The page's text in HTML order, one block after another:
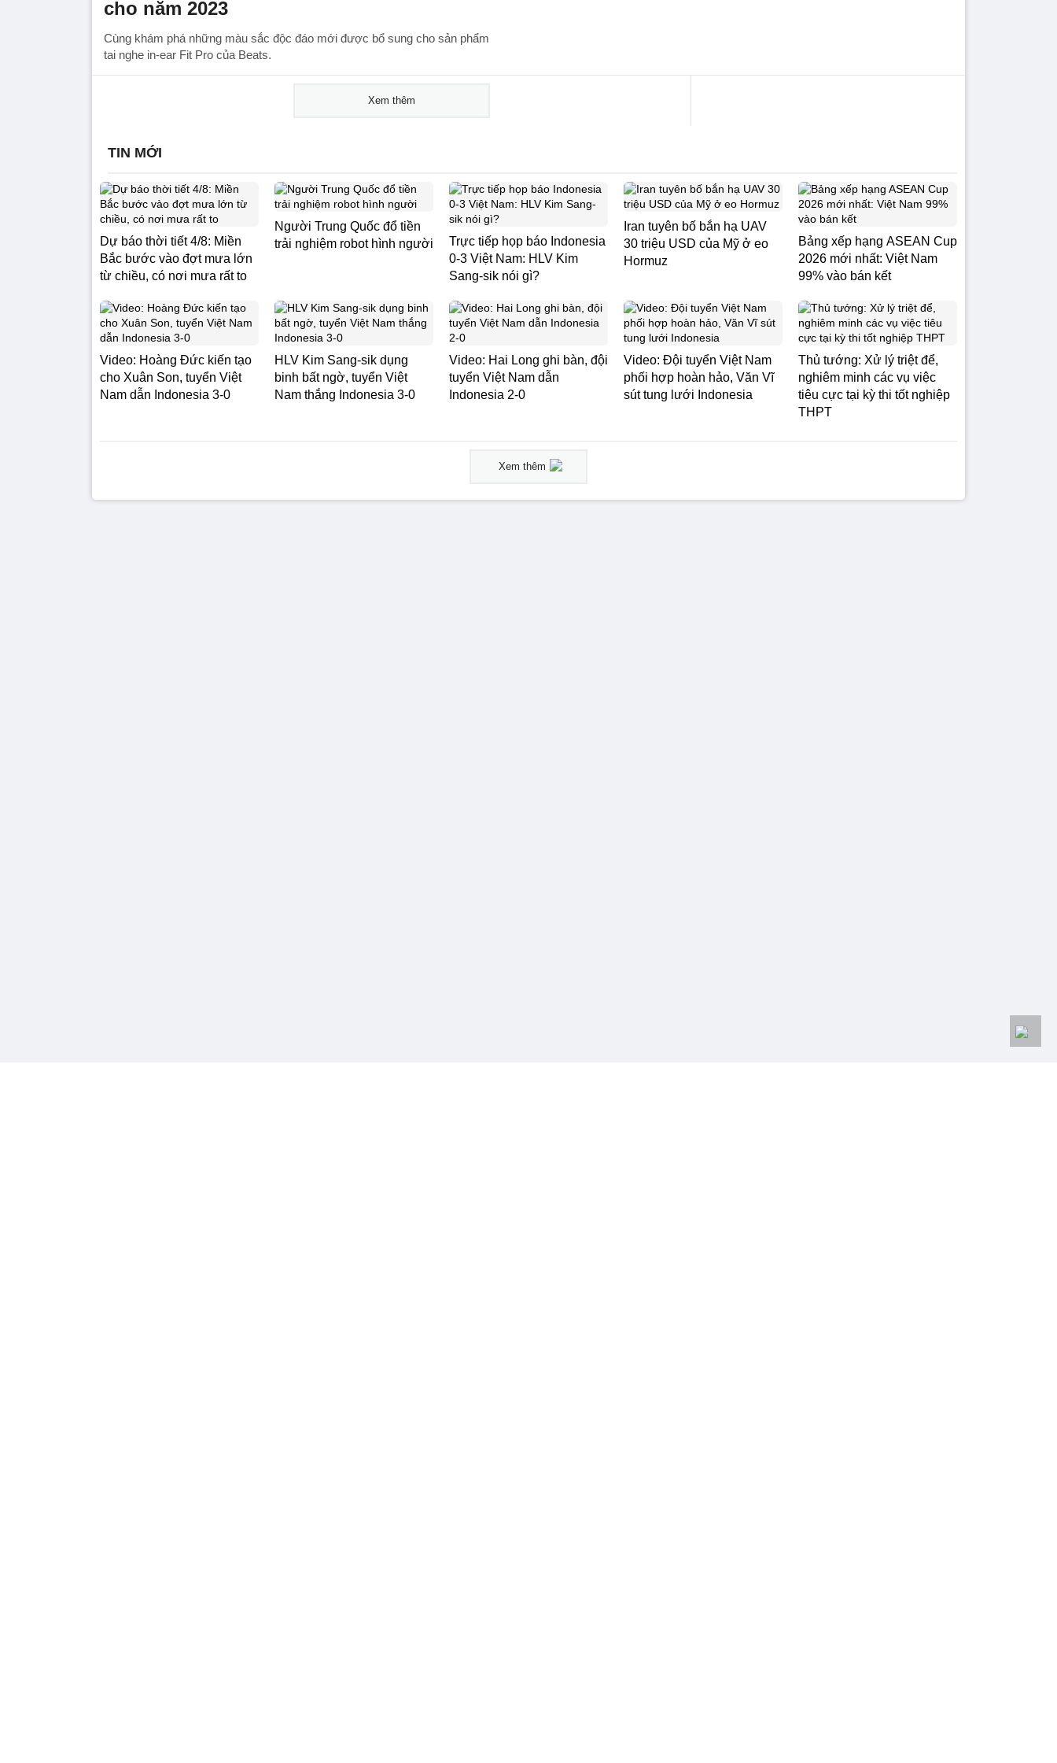
cho năm 2023
Cùng khám phá những màu sắc độc đáo mới được bổ sung cho sản phẩm
tai nghe in-ear Fit Pro của Beats.
Xem thêm
TIN MỚI
Dự báo thời tiết 4/8: Miền
Bắc bước vào đợt mưa lớn
từ chiều, có nơi mưa rất to
Người Trung Quốc đổ tiền
trải nghiệm robot hình người
Trực tiếp họp báo Indonesia
0-3 Việt Nam: HLV Kim
Sang-sik nói gì?
Iran tuyên bố bắn hạ UAV
30 triệu USD của Mỹ ở eo
Hormuz
Bảng xếp hạng ASEAN Cup
2026 mới nhất: Việt Nam
99% vào bán kết
Video: Hoàng Đức kiến tạo
cho Xuân Son, tuyển Việt
Nam dẫn Indonesia 3-0
HLV Kim Sang-sik dụng
binh bất ngờ, tuyển Việt
Nam thắng Indonesia 3-0
Video: Hai Long ghi bàn, đội
tuyển Việt Nam dẫn
Indonesia 2-0
Video: Đội tuyển Việt Nam
phối hợp hoàn hảo, Văn Vĩ
sút tung lưới Indonesia
Thủ tướng: Xử lý triệt để,
nghiêm minh các vụ việc
tiêu cực tại kỳ thi tốt nghiệp
THPT
Xem thêm